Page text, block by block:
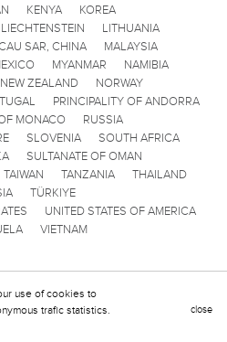
close
use of cookies to
trafic statistics.
KENYA
KOREA
LIECHTENSTEIN
LITHUANIA
SAR, CHINA
MALAYSIA
MYANMAR
NAMIBIA
NEW ZEALAND
NORWAY
PRINCIPALITY OF ANDORRA
MONACO
RUSSIA
SLOVENIA
SOUTH AFRICA
SULTANATE OF OMAN
TAIWAN TANZANIA
THAILAND
TÜRKIYE
UNITED STATES OF AMERICA
VIETNAM